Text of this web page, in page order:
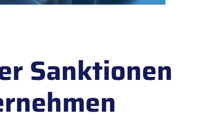
Sanktionen